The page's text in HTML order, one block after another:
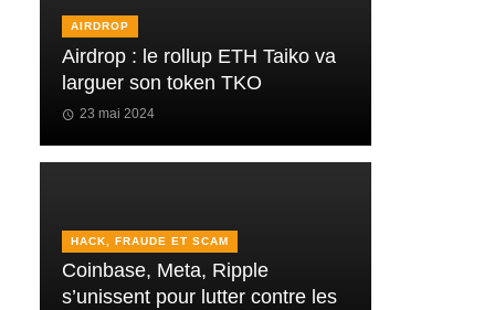
AIRDROP
Airdrop : le rollup ETH Taiko va
larguer son token TKO
23 mai 2024
HACK, FRAUDE ET SCAM
Coinbase, Meta, Ripple
s’unissent pour lutter contre les